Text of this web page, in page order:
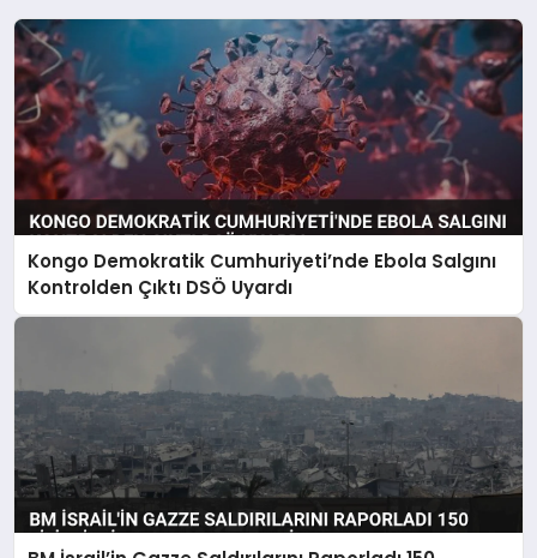
Kongo Demokratik Cumhuriyeti’nde Ebola Salgını
Kontrolden Çıktı DSÖ Uyardı